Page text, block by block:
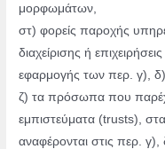
μορφωμάτων,
στ) φορείς παροχής
διαχείρισης ή
εφαρμογής των περ. γ), δ)
ζ) τα πρόσωπα που
εμπιστεύματα (trusts),
αναφέρονται στις περ.